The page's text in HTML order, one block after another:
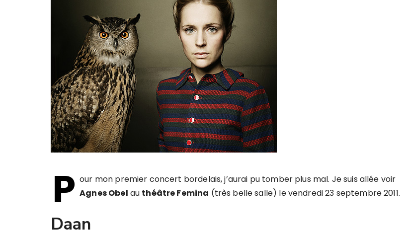
P our mon premier concert bordelais, j’aurai pu tomber plus mal. Je suis allée voir
Agnes Obel au théâtre Femina (très belle salle) le vendredi 23 septembre 2011.
Daan